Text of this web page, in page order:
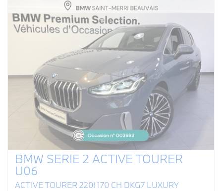
BMW SERIE 2 ACTIVE TOURER
U06
ACTIVE TOURER 220I 170 CH DKG7 LUXURY